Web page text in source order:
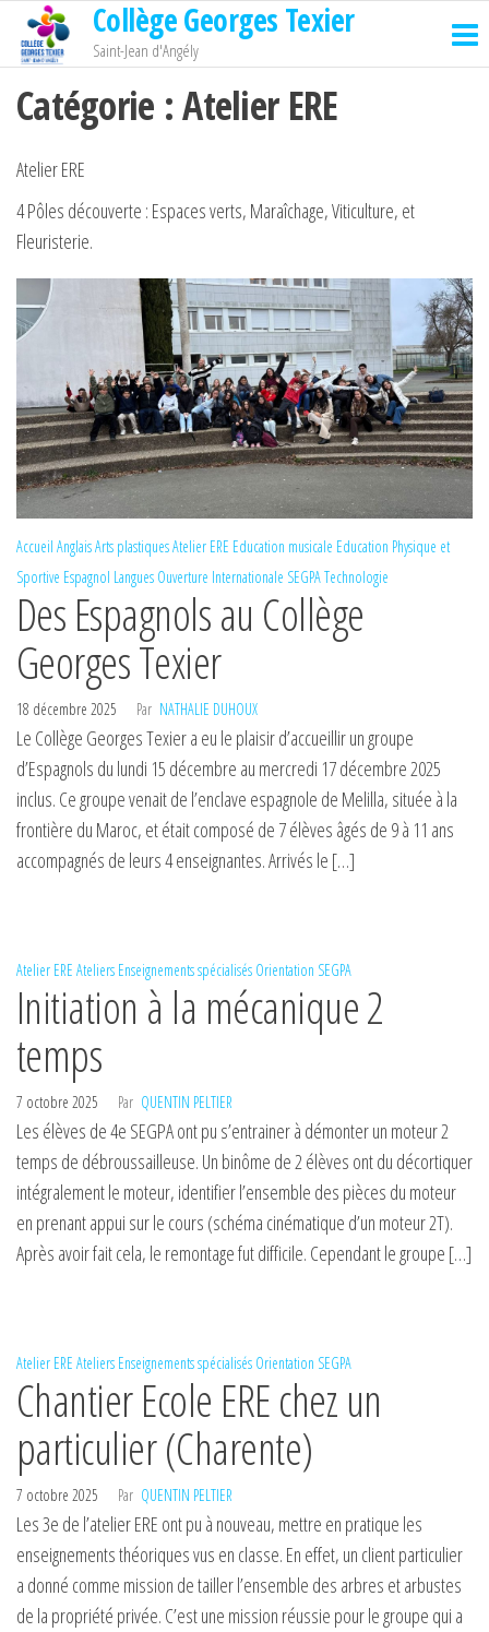
Passer
contenu
Collège Georges Texier
Saint-Jean d'Angély
Catégorie :Atelier ERE
Atelier ERE
4 Pôles découverte : Espaces verts, Maraîchage, Viticulture, et
Fleuristerie.
Accueil AnglaisArts plastiquesAtelier ERE Education musicale Education Physique et
Sportive Espagnol Langues Ouverture Internationale SEGPATechnologie
Des Espagnols au Collège
Georges Texier
18 décembre 2025 Par NATHALIE DUHOUX
Le Collège Georges Texier a eu le plaisir d’accueillir un groupe
d’Espagnols du lundi 15 décembre au mercredi 17 décembre 2025
inclus. Ce groupe venait de l’enclave espagnole de Melilla, située à la
frontière du Maroc, et était composé de 7 élèves âgés de 9 à 11 ans
accompagnés de leurs 4 enseignantes. Arrivés le […]
Atelier ERE Ateliers Enseignements spécialisés Orientation SEGPA
Initiation à la mécanique 2
temps
7 octobre 2025 Par QUENTIN PELTIER
Les élèves de 4e SEGPA ont pu s’entrainer à démonter un moteur 2
temps de débroussailleuse. Un binôme de 2 élèves ont du décortiquer
intégralement le moteur, identifier l’ensemble des pièces du moteur
en prenant appui sur le cours (schéma cinématique d’un moteur 2T).
Après avoir fait cela, le remontage fut difficile. Cependant le groupe […]
Atelier ERE Ateliers Enseignements spécialisés Orientation SEGPA
Chantier Ecole ERE chez un
particulier (Charente)
7 octobre 2025 Par QUENTIN PELTIER
Les 3e de l’atelier ERE ont pu à nouveau, mettre en pratique les
enseignements théoriques vus en classe. En effet, un client particulier
a donné comme mission de tailler l’ensemble des arbres et arbustes
de la propriété privée. C’est une mission réussie pour le groupe qui a